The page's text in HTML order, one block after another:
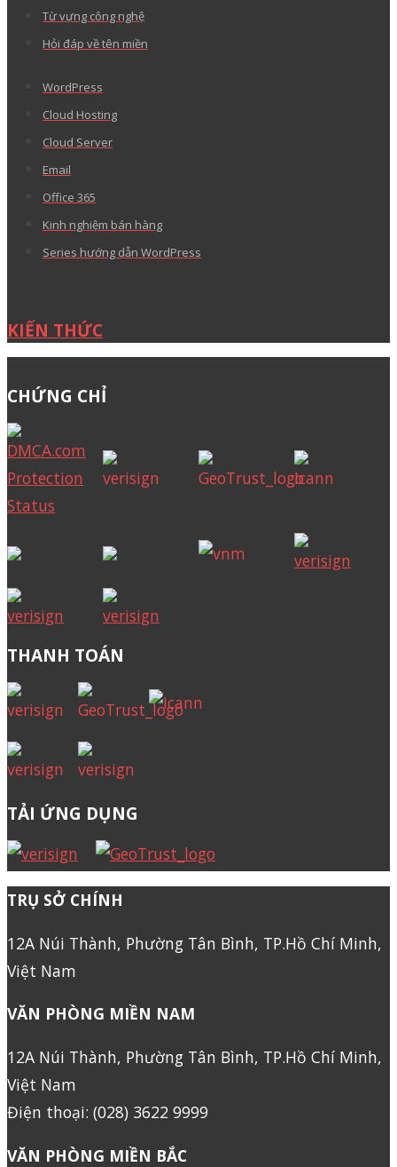
Từ vựng công nghệ
Hỏi đáp về tên miền
WordPress
Cloud Hosting
Cloud Server
Email
Office 365
Kinh nghiệm bán hàng
Series hướng dẫn WordPress
KIẾN THỨC
CHỨNG CHỈ
THANH TOÁN
TẢI ỨNG DỤNG
TRỤ SỞ CHÍNH
12A Núi Thành, Phường Tân Bình, TP.Hồ Chí Minh,
Việt Nam
VĂN PHÒNG MIỀN NAM
12A Núi Thành, Phường Tân Bình, TP.Hồ Chí Minh,
Việt Nam
Điện thoại: (028) 3622 9999
VĂN PHÒNG MIỀN BẮC